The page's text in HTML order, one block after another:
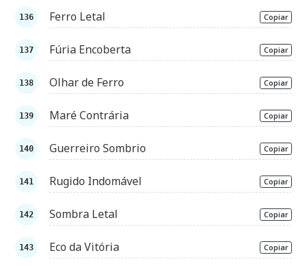
Ferro Letal Copiar
Fúria Encoberta Copiar
Olhar de Ferro Copiar
Maré Contrária Copiar
Guerreiro Sombrio Copiar
Rugido Indomável Copiar
Sombra Letal Copiar
Eco da Vitória Copiar